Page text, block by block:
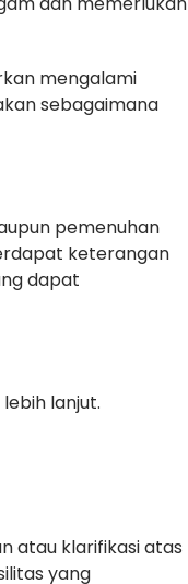
mengalami
sebagaimana
pemenuhan
keterangan
dapat
lanjut.
atau klarifikasi atas
yang